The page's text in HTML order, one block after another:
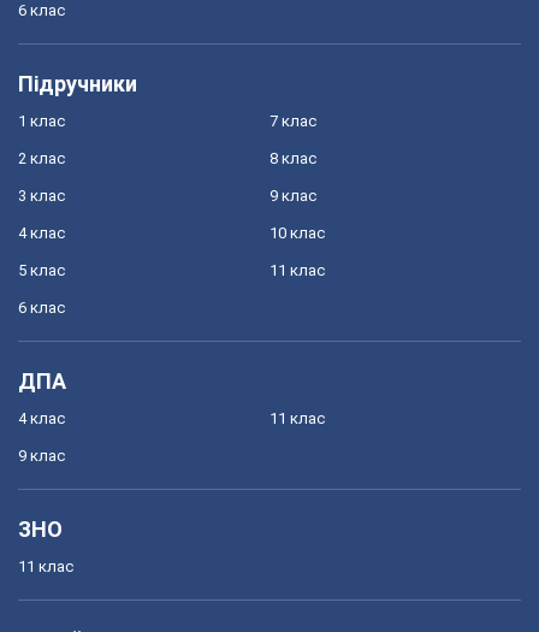
6 клас
Підручники
1 клас
2 клас
3 клас
4 клас
5 клас
6 клас
7 клас
8 клас
9 клас
10 клас
11 клас
ДПА
4 клас
9 клас
11 клас
ЗНО
11 клас